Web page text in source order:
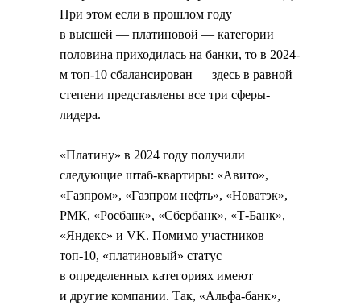
При этом если в прошлом году
в высшей — платиновой — категории
половина приходилась на банки, то в 2024-
м топ-10 сбалансирован — здесь в равной
степени представлены все три сферы-
лидера.
«Платину» в 2024 году получили
следующие штаб-квартиры: «Авито»,
«Газпром», «Газпром нефть», «Новатэк»,
РМК, «Росбанк», «Сбербанк», «Т-Банк»,
«Яндекс» и VK. Помимо участников
топ-10, «платиновый» статус
в определенных категориях имеют
и другие компании. Так, «Альфа-банк»,